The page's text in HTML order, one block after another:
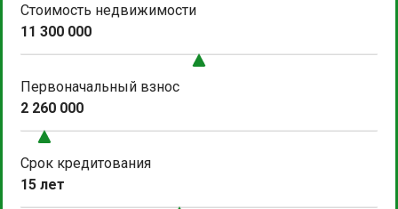
Стоимость недвижимости
11 300 000
Первоначальный взнос
2 260 000
Срок кредитования
15 лет